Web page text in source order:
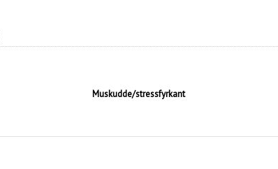
Muskudde/stressfyrkant